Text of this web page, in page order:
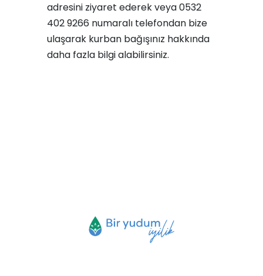
adresini ziyaret ederek veya 0532
402 9266 numaralı telefondan bize
ulaşarak kurban bağışınız hakkında
daha fazla bilgi alabilirsiniz.